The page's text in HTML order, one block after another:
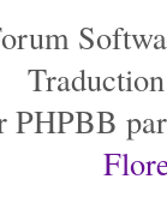
PHPBB